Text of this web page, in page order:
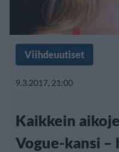
Viihdeuutiset
9.3.2017, 21:00
Kaikkein
Vogue-kansi